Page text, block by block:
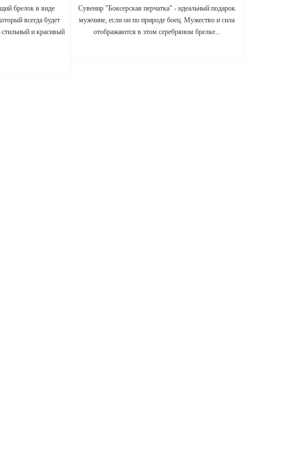
брелок в виде
всегда будет
стильный и красивый
Сувенир "Боксерская перчатка" - идеальный подарок
мужчине, если он по природе боец. Мужество и сила
отображаются в этом серебряном брелке...